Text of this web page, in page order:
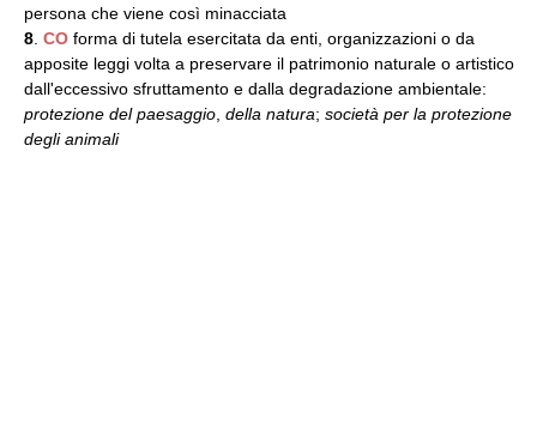
persona che viene così minacciata
8. CO forma di tutela esercitata da enti, organizzazioni o da
apposite leggi volta a preservare il patrimonio naturale o artistico
dall'eccessivo sfruttamento e dalla degradazione ambientale:
protezione del paesaggio, della natura; società per la protezione
degli animali